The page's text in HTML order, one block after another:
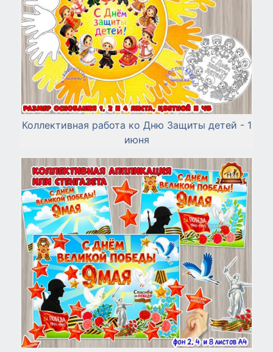
Коллективная работа ко Дню Защиты детей - 1
июня